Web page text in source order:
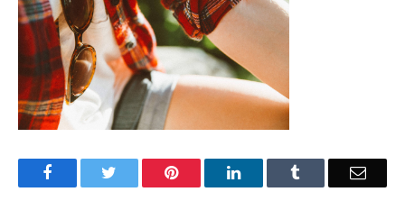
Facebook Pinterest LinkedIn Email